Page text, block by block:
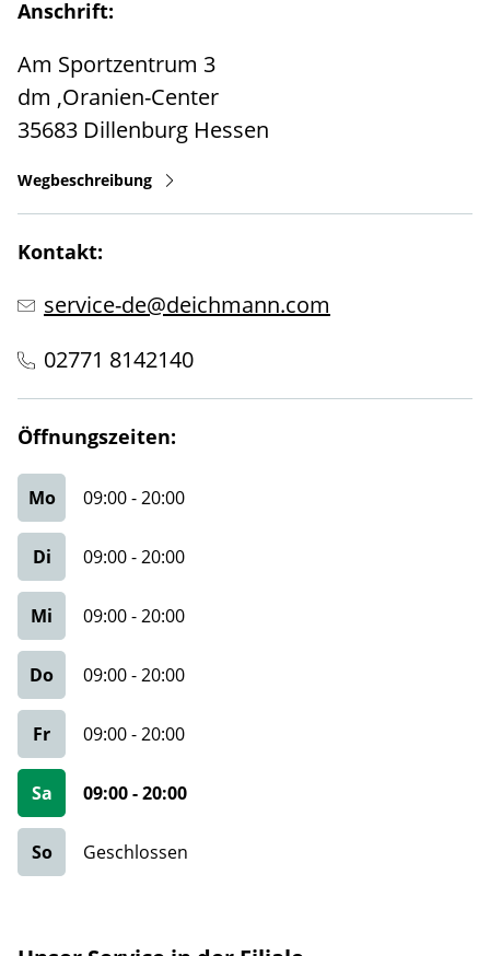
Anschrift:
Am Sportzentrum 3
dm ,Oranien-Center
35683 Dillenburg Hessen
Wegbeschreibung
Kontakt:
service-de@deichmann.com
02771 8142140
Öffnungszeiten:
Mo 09:00-20:00
Di 09:00-20:00
Mi 09:00-20:00
Do 09:00-20:00
Fr 09:00-20:00
Sa 09:00-20:00
So Geschlossen